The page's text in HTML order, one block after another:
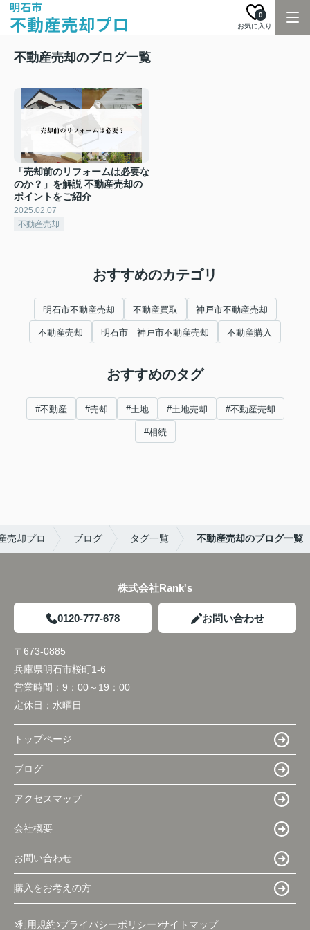
お気に入り
0
不動産売却のブログ一覧
「売却前のリフォームは必要な
のか？」を解説 不動産売却の
ポイントをご紹介
2025.02.07
不動産売却
おすすめのカテゴリ
明石市不動産売却 不動産買取 神戸市不動産売却
不動産売却 明石市 神戸市不動産売却 不動産購入
おすすめのタグ
#不動産 #売却 #土地 #土地売却 #不動産売却
#相続
売却プロ ブログ タグ一覧 不動産売却のブログ一覧
株式会社Rank's
0120-777-678 お問い合わせ
〒673-0885
兵庫県明石市桜町1-6
営業時間： 9：00～19：00
定休日： 水曜日
トップページ
ブログ
アクセスマップ
会社概要
お問い合わせ
購入をお考えの方
利用規約 プライバシーポリシー サイトマップ